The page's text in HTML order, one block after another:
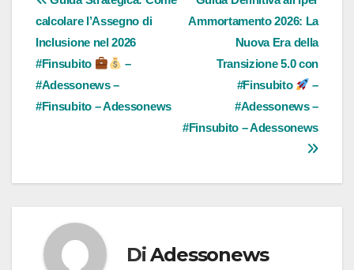
articoli
Ammortamento 2026: La
Nuova Era della
Transizione 5.0 con
#Finsubito
–
#Adessonews –
#Finsubito – Adessonews
calcolare l’Assegno di
Inclusione nel 2026
#Finsubito
–
#Adessonews –
#Finsubito – Adessonews
DiAdessonews